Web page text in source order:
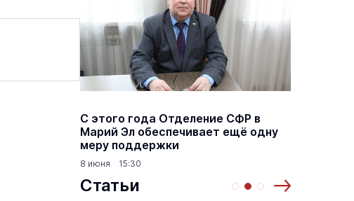
С этого года Отделение СФР в
Марий Эл обеспечивает ещё одну
меру поддержки
8 июня 15:30
Статьи